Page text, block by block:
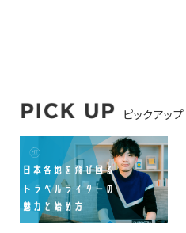
ピックアップ